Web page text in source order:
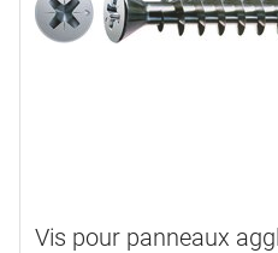
Vis pour panneaux